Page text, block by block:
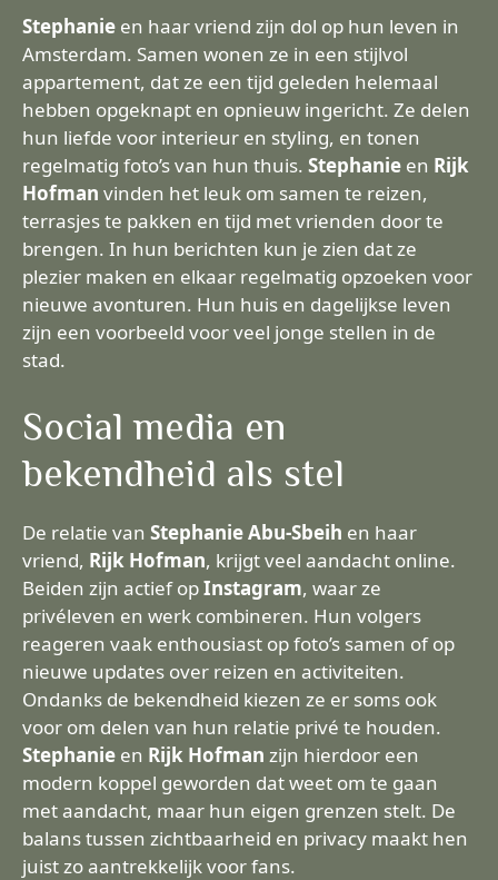
Stephanie en haar vriend zijn dol op hun leven in
Amsterdam. Samen wonen ze in een stijlvol
appartement, dat ze een tijd geleden helemaal
hebben opgeknapt en opnieuw ingericht. Ze delen
hun liefde voor interieur en styling, en tonen
regelmatig foto’s van hun thuis. Stephanie en Rijk
Hofman vinden het leuk om samen te reizen,
terrasjes te pakken en tijd met vrienden door te
brengen. In hun berichten kun je zien dat ze
plezier maken en elkaar regelmatig opzoeken voor
nieuwe avonturen. Hun huis en dagelijkse leven
zijn een voorbeeld voor veel jonge stellen in de
stad.
Social media en
bekendheid als stel
De relatie van Stephanie Abu-Sbeih en haar
vriend, Rijk Hofman, krijgt veel aandacht online.
Beiden zijn actief opInstagram, waar ze
privéleven en werk combineren. Hun volgers
reageren vaak enthousiast op foto’s samen of op
nieuwe updates over reizen en activiteiten.
Ondanks de bekendheid kiezen ze er soms ook
voor om delen van hun relatie privé te houden.
Stephanie en Rijk Hofman zijn hierdoor een
modern koppel geworden dat weet om te gaan
met aandacht, maar hun eigen grenzen stelt. De
balans tussen zichtbaarheid en privacy maakt hen
juist zo aantrekkelijk voor fans.